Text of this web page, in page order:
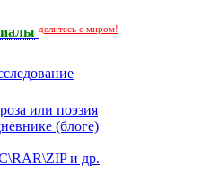
делитесь с миром!
или поэзия
(блоге)
и др.